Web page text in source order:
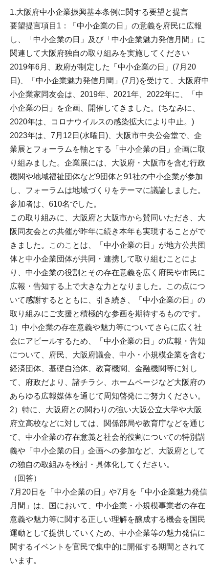
1.大阪府中小企業振興基本条例に関する要望と提言
要望提言項目1：「中小企業の日」の意義を府民に広報
し、「中小企業の日」及び「中小企業魅力発信月間」に
関連して大阪府独自の取り組みを実施してください
2019年6月、政府が制定した「中小企業の日」(7月20
日)、「中小企業魅力発信月間」(7月)を受けて、大阪府中
小企業家同友会は、2019年、2021年、2022年に、「中
小企業の日」を企画、開催してきました。(ちなみに、
2020年は、コロナウイルスの感染拡大により中止。)
2023年は、7月12日(水曜日)、大阪市中央公会堂で、企
業展とフォーラムを軸とする「中小企業の日」企画に取
り組みました。企業展には、大阪府・大阪市を含む行政
機関や地域福祉団体など9団体と91社の中小企業が参加
し、フォーラムは地域づくりをテーマに議論しました。
参加者は、610名でした。
この取り組みに、大阪府と大阪市から賛同いただき、大
阪同友会との共催が昨年に続き本年も実現することがで
きました。このことは、「中小企業の日」が地方公共団
体と中小企業団体が共同・連携して取り組むことによ
り、中小企業の役割とその存在意義を広く府民や市民に
広報・告知する上で大きな力となりました。この点につ
いて感謝するとともに、引き続き、「中小企業の日」の
取り組みにご支援と積極的な参画を期待するものです。
1）中小企業の存在意義や魅力等についてさらに広く社
会にアピールするため、「中小企業の日」の広報・告知
について、府民、大阪府議会、中小・小規模企業を含む
経済団体、基礎自治体、教育機関、金融機関等に対し
て、府政だより、諸チラシ、ホームページなど大阪府の
あらゆる広報媒体を通じて周知啓発にご努力ください。
2）特に、大阪府との関わりの強い大阪公立大学や大阪
府立高校などに対しては、関係部局や教育庁などを通じ
て、中小企業の存在意義と社会的役割についての特別講
義や「中小企業の日」企画への参加など、大阪府として
の独自の取組みを検討・具体化してください。
（回答）
7月20日を「中小企業の日」や7月を「中小企業魅力発信
月間」は、国において、中小企業・小規模事業者の存在
意義や魅力等に関する正しい理解を醸成する機会を国民
運動として提供していくため、中小企業等の魅力発信に
関するイベントを官民で集中的に開催する期間とされて
います。